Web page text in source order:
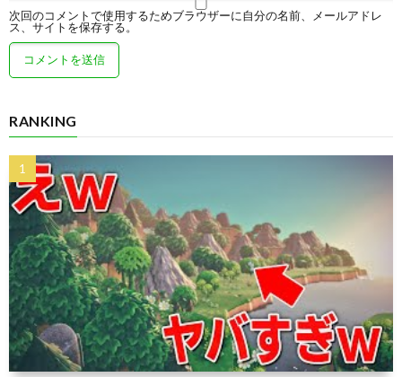
次回のコメントで使用するためブラウザーに自分の名前、メールアドレ
ス、サイトを保存する。
RANKING